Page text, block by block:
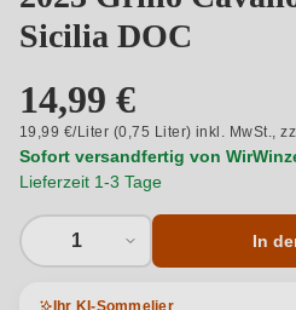
Sicilia DOC
14,99 €
19,99 €/Liter (0,75 Liter) inkl. MwSt.,
Sofort versandfertig von
Lieferzeit 1-3 Tage
1 In
Ihr KI-Sommelier